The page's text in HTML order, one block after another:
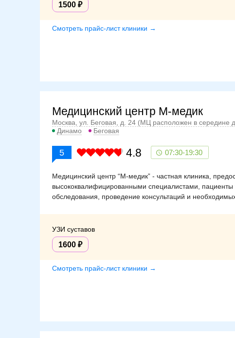
1500
Смотреть прайс-лист клиники →
Медицинский центр М-медик
Москва, ул. Беговая, д. 24 (МЦ расположен в середине
Динамо
Беговая
5 4.8 07:30-19:30
Медицинский центр “М-медик” - частная клиника,
высококвалифицированными специалистами,
обследования, проведение консультаций и
УЗИ суставов
1600
Смотреть прайс-лист клиники →